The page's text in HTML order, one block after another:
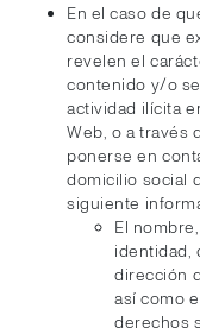
En el caso de
considere que
revelen el
contenido y/o
actividad ilícita
Web, o a través
ponerse en
domicilio social
siguiente
El
identidad,
dirección
así como
derechos